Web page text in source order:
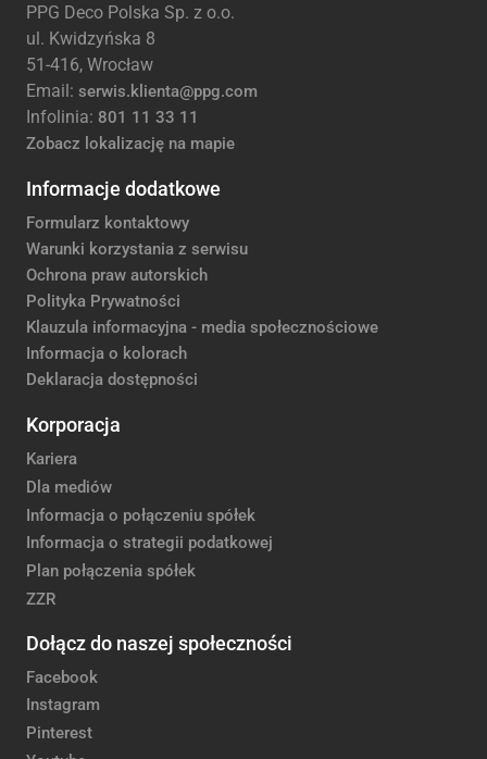
PPG Deco Polska Sp. z o.o.
ul. Kwidzyńska 8
51-416, Wrocław
Email: serwis.klienta@ppg.com
Infolinia: 801 11 33 11
Zobacz lokalizację na mapie
Informacje dodatkowe
Formularz kontaktowy
Warunki korzystania z serwisu
Ochrona praw autorskich
Polityka Prywatności
Klauzula informacyjna - media społecznościowe
Informacja o kolorach
Deklaracja dostępności
Korporacja
Kariera
Dla mediów
Informacja o połączeniu spółek
Informacja o strategii podatkowej
Plan połączenia spółek
ZZR
Dołącz do naszej społeczności
Facebook
Instagram
Pinterest